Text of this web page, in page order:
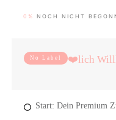
0% NOCH NICHT
No Label ❤️lich
Start: Dein Premium